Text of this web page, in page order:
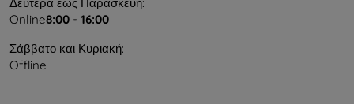
Online8:00 - 16:00
Σάββατο και Κυριακή:
Offline